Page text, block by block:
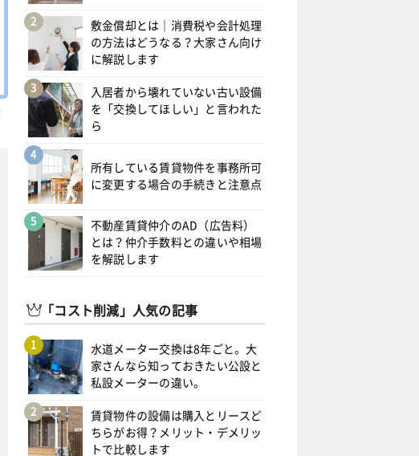
2
敷金償却とは｜消費税や会計処理
の方法はどうなる？大家さん向け
に解説します
3
入居者から壊れていない古い設備
を「交換してほしい」と言われた
ら
4
所有している賃貸物件を事務所可
に変更する場合の手続きと注意点
5
不動産賃貸仲介のAD（広告料）
とは？仲介手数料との違いや相場
を解説します
「コスト削減」人気の記事
1
水道メーター交換は8年ごと。大
家さんなら知っておきたい公設と
私設メーターの違い。
2
賃貸物件の設備は購入とリースど
ちらがお得？メリット・デメリッ
トで比較します